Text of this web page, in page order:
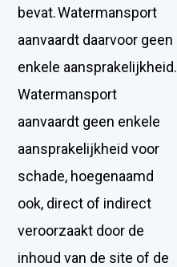
bevat. Watermansport
aanvaardt daarvoor geen
enkele aansprakelijkheid.
Watermansport
aanvaardt geen enkele
aansprakelijkheid voor
schade, hoegenaamd
ook, direct of indirect
veroorzaakt door de
inhoud van de site of de